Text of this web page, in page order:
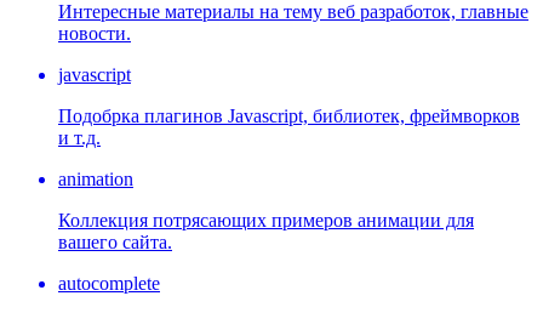
Интересные материалы на тему веб разработок, главные
новости.
javascript
Подобрка плагинов Javascript, библиотек, фреймворков
и т.д.
animation
Коллекция потрясающих примеров анимации для
вашего сайта.
autocomplete